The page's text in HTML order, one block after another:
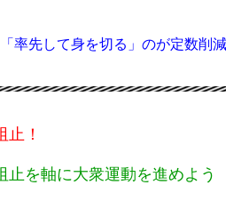
て身を切る」のが定数削減
！
止を軸に大衆運動を進めよう